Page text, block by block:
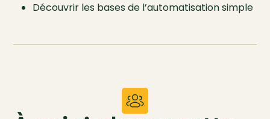
Découvrir les bases de l’automatisation simple